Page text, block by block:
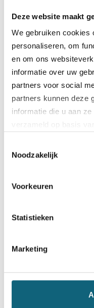
Deze website maakt
We gebruiken cookies
personaliseren, om
en om ons
informatie over uw
partners voor social
partners kunnen deze
informatie die u aan
verzameld op basis
Bezoek onze
Noodzakelijk
Voorkeuren
Statistieken
Marketing
read more
LEARN &
sector